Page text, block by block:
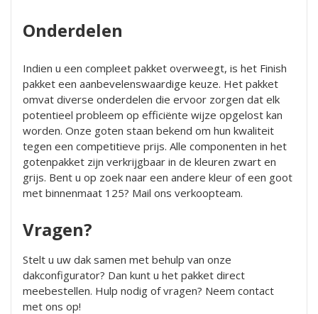
Onderdelen
Indien u een compleet pakket overweegt, is het Finish
pakket een aanbevelenswaardige keuze. Het pakket
omvat diverse onderdelen die ervoor zorgen dat elk
potentieel probleem op efficiënte wijze opgelost kan
worden. Onze goten staan bekend om hun kwaliteit
tegen een competitieve prijs. Alle componenten in het
gotenpakket zijn verkrijgbaar in de kleuren zwart en
grijs. Bent u op zoek naar een andere kleur of een goot
met binnenmaat 125? Mail ons verkoopteam.
Vragen?
Stelt u uw dak samen met behulp van onze
dakconfigurator? Dan kunt u het pakket direct
meebestellen. Hulp nodig of vragen? Neem contact
met ons op!